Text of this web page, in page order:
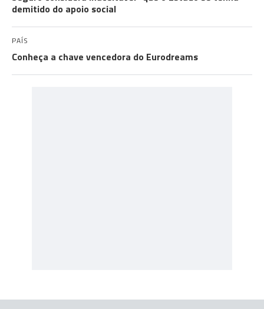
demitido do apoio social
PAÍS
Conheça a chave vencedora do Eurodreams